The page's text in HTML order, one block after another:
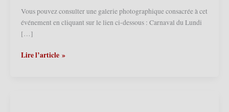
Vous pouvez consulter une galerie photographique consacrée à cet
événement en cliquant sur le lien ci-dessous : Carnaval du Lundi
[…]
Cassel
Lire l’article »